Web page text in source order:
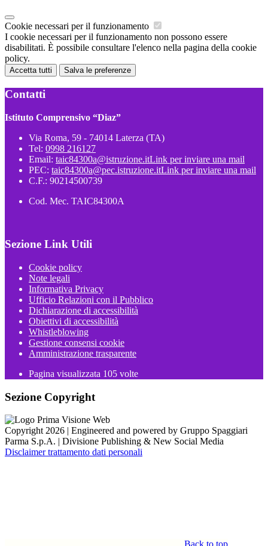
Cookie necessari per il funzionamento
I cookie necessari per il funzionamento non possono essere
disabilitati. È possibile consultare l'elenco nella pagina della cookie
policy.
Accetta tutti Salva le preferenze
Contatti
Istituto Comprensivo “Diaz”
Via Roma, 59 - 74014 Laterza (TA)
Tel: 0998 216127
Email: taic84300a@istruzione.itLink per inviare una mail
PEC: taic84300a@pec.istruzione.itLink per inviare una mail
C.F.: 90214500739
Cod. Mec. TAIC84300A
Sezione Link Utili
Cookie policy
Note legali
Informativa Privacy
Ufficio Relazioni con il Pubblico
Dichiarazione di accessibilità
Obiettivi di accessibilità
Whistleblowing
Gestione consensi cookie
Amministrazione trasparente
Pagina visualizzata 105 volte
Sezione Copyright
Copyright 2026 | Engineered and powered by Gruppo Spaggiari
Parma S.p.A. | Divisione Publishing & New Social Media
Disclaimer trattamento dati personali